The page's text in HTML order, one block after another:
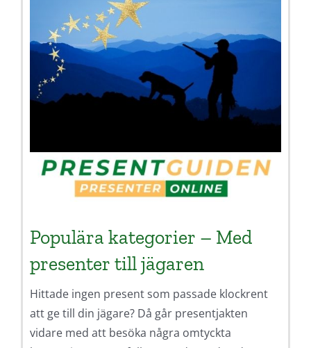
Populära kategorier – Med
presenter till jägaren
Hittade ingen present som passade klockrent
att ge till din jägare? Då går presentjakten
vidare med att besöka några omtyckta